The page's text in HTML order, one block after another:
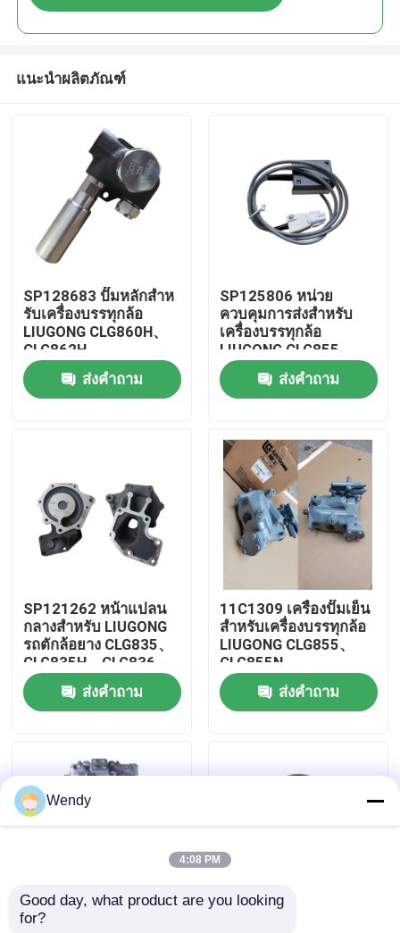
วิดีโอ
ทัวร์โรงงาน
ควบคุมคุณภาพ
ข่าว
บล็อก
แนะนำผลิตภัณฑ์
SP128683 ปั๊มหลักสําห
รับเครื่องบรรทุกล้อ
LIUGONG CLG860H、
CLG862H、
CLG862N、
CLG870H、CLG888、
CLG890H、ZL50CN、
ส่งคำถาม
SP125806 หน่วย
ควบคุมการส่งสําหรับ
เครื่องบรรทุกล้อ
LIUGONG CLG855、
CLG856、CLG850H、
ZL50CN、ZL50CNX、
CLG860H、
CLG862N、
CLG870H、CLG888、
CLG890H
ส่งคำถาม
SP121262 หน้าแปลน
กลางสำหรับ LIUGONG
รถตักล้อยาง CLG835、
CLG835H、CLG836、
CLG836H、ZL30E、
CLG855、CLG862H、
CLG870H
ส่งคำถาม
11C1309 เครื่องปั๊มเย็น
สําหรับเครื่องบรรทุกล้อ
LIUGONG CLG855、
CLG855N、
CLG855H、CLG856、
CLG850H、CLG860H
ส่งคำถาม
11C1132 ปั๊มปั๊มสําหรับ
Wendy
4:08 PM
Good day, what product are you looking
for?